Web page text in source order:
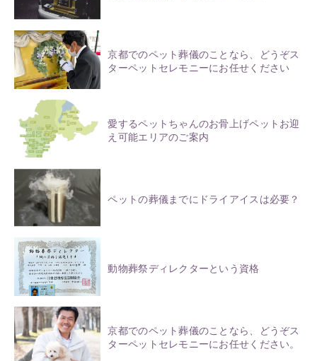
京都でのペット葬儀のことなら、どうぞス
ターペットセレモニーにお任せください
愛するペットちゃんのお骨上げペットお迎
え可能エリアのご案内
ペットの葬儀までにドライアイスは必要？
動物葬祭ディレクターという資格
京都でのペット葬儀のことなら、どうぞス
ターペットセレモニーにお任せください。